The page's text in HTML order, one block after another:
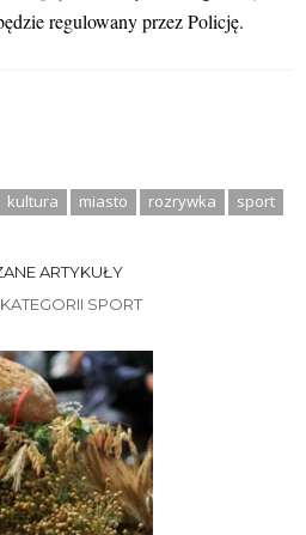
regulowany przez Policję.
kultura miasto rozrywka sport
ARTYKUŁY
SPORT